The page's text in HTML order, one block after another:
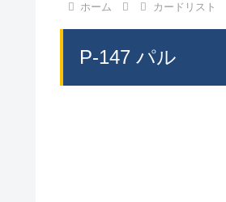
ホーム カードリスト
P-147 パル